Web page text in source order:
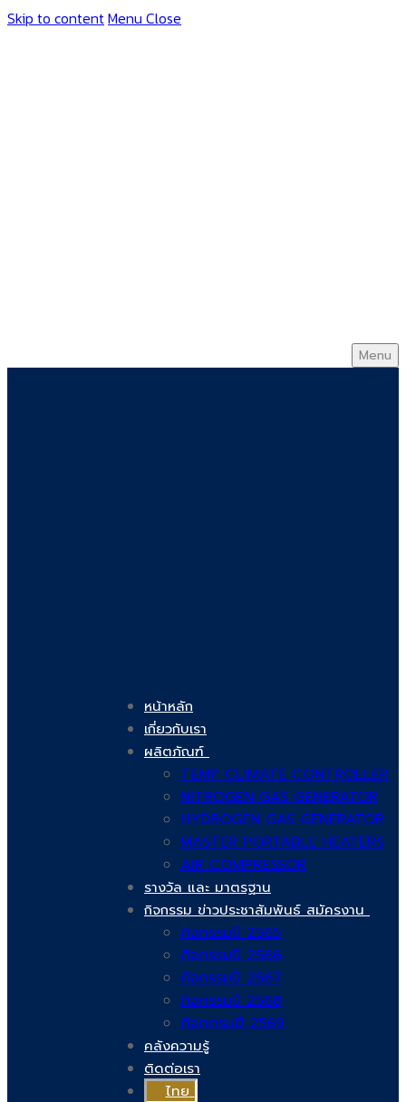
Skip to contentMenu Close
Menu
หน้าหลัก
เกี่ยวกับเรา
ผลิตภัณฑ์
TEMP CLIMATE CONTROLLER
NITROGEN GAS GENERATOR
HYDROGEN GAS GENERATOR
MASTER PORTABLE HEATERS
AIR COMPRESSOR
รางวัล และ มาตรฐาน
กิจกรรม ข่าวประชาสัมพันธ์ สมัครงาน
กิจกรรมปี 2565
กิจกรรมปี 2566
กิจกรรมปี 2567
กิจกรรมปี 2568
กิจกกรมปี 2569
คลังความรู้
ติดต่อเรา
ไทย